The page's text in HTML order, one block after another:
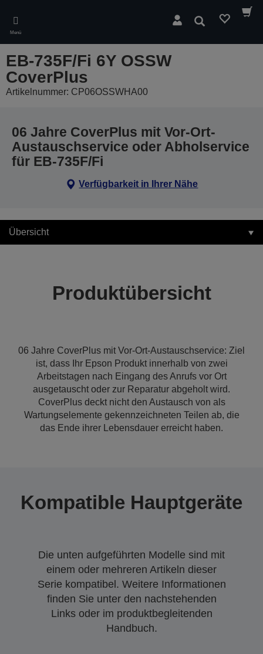
main
content
Menü
Suchen
EB-735F/Fi 6Y OSSW
CoverPlus
Artikelnummer: CP06OSSWHA00
06 Jahre CoverPlus mit Vor-Ort-
Austauschservice oder Abholservice
für EB-735F/Fi
Verfügbarkeit in Ihrer Nähe
Übersicht
Produktübersicht
06 Jahre CoverPlus mit Vor-Ort-Austauschservice: Ziel
ist, dass Ihr Epson Produkt innerhalb von zwei
Arbeitstagen nach Eingang des Anrufs vor Ort
ausgetauscht oder zur Reparatur abgeholt wird.
CoverPlus deckt nicht den Austausch von als
Wartungselemente gekennzeichneten Teilen ab, die
das Ende ihrer Lebensdauer erreicht haben.
Kompatible Hauptgeräte
Die unten aufgeführten Modelle sind mit
einem oder mehreren Artikeln dieser
Serie kompatibel. Weitere Informationen
finden Sie unter den nachstehenden
Links oder im produktbegleitenden
Handbuch.